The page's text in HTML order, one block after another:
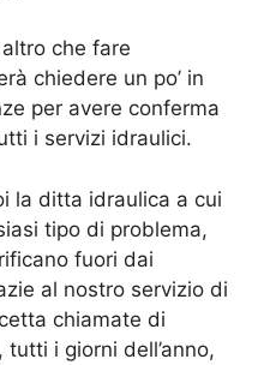
che fare
chiedere un po’ in
per avere conferma
i servizi idraulici.
la ditta idraulica a cui
tipo di problema,
fuori dai
al nostro servizio di
chiamate di
i giorni dell’anno,